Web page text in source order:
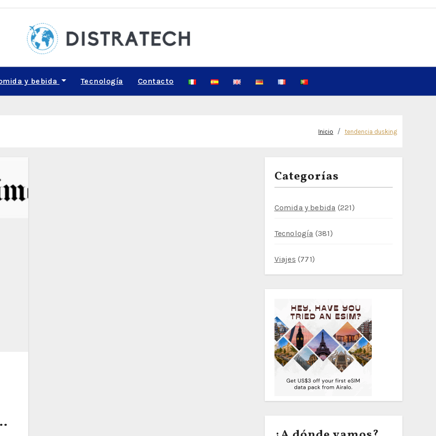
y bebida Tecnología Contacto
Inicio tendencia dusking
Categorías
Comida y bebida (221)
Tecnología (381)
Viajes (771)